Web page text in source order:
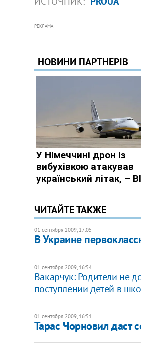
РЕКЛАМА
ЧИТАЙТЕ ТАКЖЕ
01 сентября 2009, 17:05
В Украине
01 сентября 2009, 16:54
Вакарчук: Родители не
поступлении детей в
01 сентября 2009, 16:51
Тарас Чорновил даст